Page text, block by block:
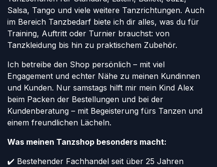
Salsa, Tango und viele weitere Tanzrichtungen. Auch
im Bereich Tanzbedarf biete ich dir alles, was du für
Training, Auftritt oder Turnier brauchst: von
Tanzkleidung bis hin zu praktischem Zubehör.
Ich betreibe den Shop persönlich – mit viel
Engagement und echter Nähe zu meinen Kundinnen
und Kunden. Nur samstags hilft mir mein Kind Alex
beim Packen der Bestellungen und bei der
Kundenberatung – mit Begeisterung fürs Tanzen und
einem freundlichen Lächeln.
Was meinen Tanzshop besonders macht:
✔️ Bestehender Fachhandel seit über 25 Jahren